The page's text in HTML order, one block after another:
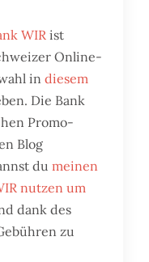
WIR ist
Online-
indiesem
Die Bank
Promo-
Blog
dumeinen
nutzen um
dank des
zu